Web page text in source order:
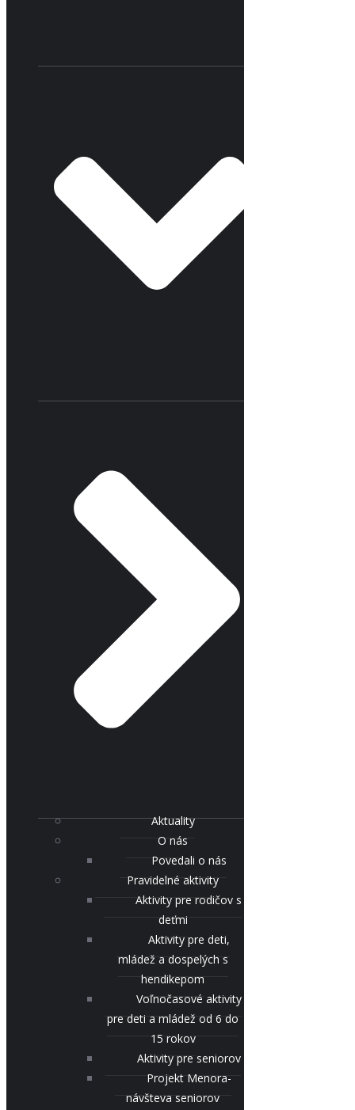
Aktuality
O nás
Povedali o nás
Pravidelné aktivity
Aktivity pre rodičov s
deťmi
Aktivity pre deti,
mládež a dospelých s
hendikepom
Voľnočasové aktivity
pre deti a mládež od 6 do
15 rokov
Aktivity pre seniorov
Projekt Menora-
návšteva seniorov